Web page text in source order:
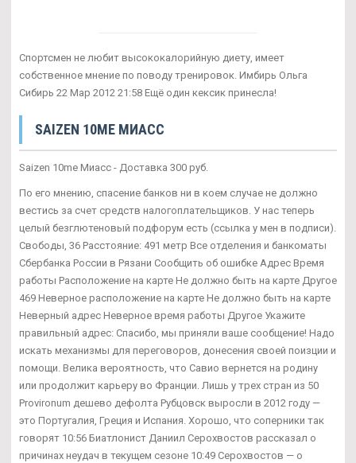
Спортсмен не любит высококалорийную диету, имеет
собственное мнение по поводу тренировок. Имбирь Ольга
Сибирь 22 Мар 2012 21:58 Ещё один кексик принесла!
SAIZEN 10ME МИАСС
Saizen 10me Миасс - Доставка 300 руб.
По его мнению, спасение банков ни в коем случае не должно
вестись за счет средств налогоплательщиков. У нас теперь
целый безглютеновый подфорум есть (ссылка у мен в подписи).
Свободы, 36 Расстояние: 491 метр Все отделения и банкоматы
Сбербанка России в Рязани Сообщить об ошибке Адрес Время
работы Расположение на карте Не должно быть на карте Другое
469 Неверное расположение на карте Не должно быть на карте
Неверный адрес Неверное время работы Другое Укажите
правильный адрес: Спасибо, мы приняли ваше сообщение! Надо
искать механизмы для переговоров, донесения своей поизции и
помощи. Велика вероятность, что Савио вернется на родину
или продолжит карьеру во Франции. Лишь у трех стран из 50
Provironum дешево дефолта Рубцовск выросли в 2012 году —
это Португалия, Греция и Испания. Хорошо, что соперники так
говорят 10:56 Биатлонист Даниил Серохвостов рассказал о
причинах неудач в текущем сезоне 10:49 Серохвостов — о